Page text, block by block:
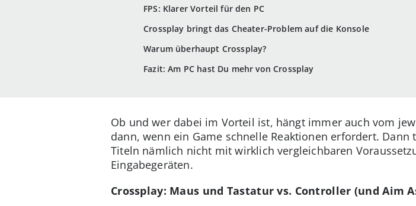
FPS: Klarer Vorteil für den PC
Crossplay bringt das Cheater-Problem auf die Konsole
Warum überhaupt Crossplay?
Fazit: Am PC hast Du mehr von Crossplay
Ob und wer dabei im Vorteil ist, hängt immer auch vom
dann, wenn ein Game schnelle Reaktionen erfordert.
Titeln nämlich nicht mit wirklich vergleichbaren
Eingabegeräten.
Crossplay: Maus und Tastatur vs. Controller (und Aim